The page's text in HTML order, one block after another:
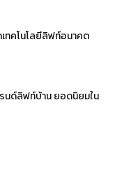
ทคโนโลยีลิฟท์อนาคต
นด์ลิฟท์บ้าน ยอดนิยมใน